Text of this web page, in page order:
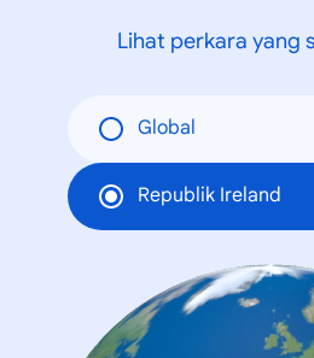
Lihat perkara yang
Global
Republik Ireland